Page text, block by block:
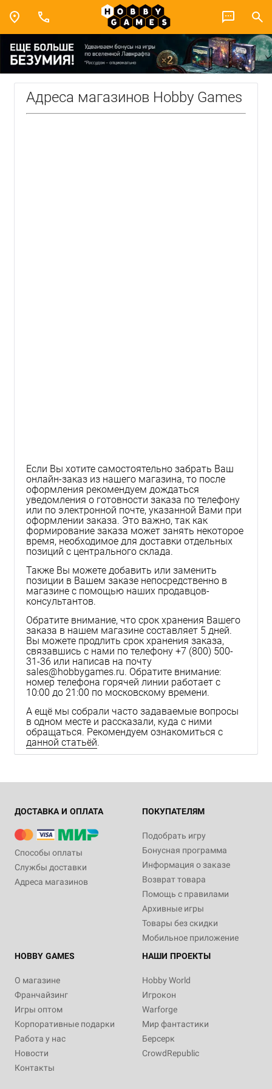
Адреса магазинов Hobby Games
Если Вы хотите самостоятельно забрать Ваш
онлайн-заказ из нашего магазина, то после
оформления рекомендуем дождаться
уведомления о готовности заказа по телефону
или по электронной почте, указанной Вами при
оформлении заказа. Это важно, так как
формирование заказа может занять некоторое
время, необходимое для доставки отдельных
позиций с центрального склада.
Также Вы можете добавить или заменить
позиции в Вашем заказе непосредственно в
магазине с помощью наших продавцов-
консультантов.
Обратите внимание, что срок хранения Вашего
заказа в нашем магазине составляет 5 дней.
Вы можете продлить срок хранения заказа,
связавшись с нами по телефону +7 (800) 500-
31-36 или написав на почту
sales@hobbygames.ru. Обратите внимание:
номер телефона горячей линии работает с
10:00 до 21:00 по московскому времени.
А ещё мы собрали часто задаваемые вопросы
в одном месте и рассказали, куда с ними
обращаться. Рекомендуем ознакомиться с
данной статьёй.
ДОСТАВКА И ОПЛАТА
Способы оплаты
Службы доставки
Адреса магазинов
ПОКУПАТЕЛЯМ
Подобрать игру
Бонусная программа
Информация о заказе
Возврат товара
Помощь с правилами
Архивные игры
Товары без скидки
Мобильное приложение
HOBBY GAMES
О магазине
Франчайзинг
Игры оптом
Корпоративные подарки
Работа у нас
Новости
Контакты
НАШИ ПРОЕКТЫ
Hobby World
Игрокон
Warforge
Мир фантастики
Берсерк
CrowdRepublic